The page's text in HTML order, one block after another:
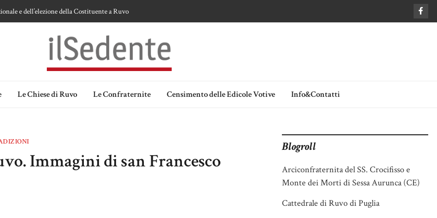
e dell’elezione della Costituente a Ruvo
sulla devozione alla Vergine a Ruvo di Puglia
Madonna delle Grazie di Ruvo di Puglia
Ipotesi e memorie.
Le Chiese di Ruvo Le Confraternite Censimento delle Edicole Votive Info&Contatti
Immagini di san Francesco
Blogroll
Arciconfraternita del SS. Crocifisso e
Monte dei Morti di Sessa Aurunca (CE)
Cattedrale di Ruvo di Puglia